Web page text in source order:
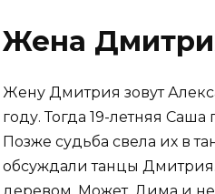
Жена
Жену Дмитрия зовут
году. Тогда 19-летняя
Позже судьба свела их в
обсуждали танцы